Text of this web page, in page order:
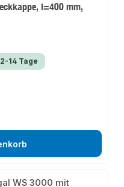
l=400 mm,
14 Tage